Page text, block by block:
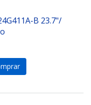
B 23.7"/